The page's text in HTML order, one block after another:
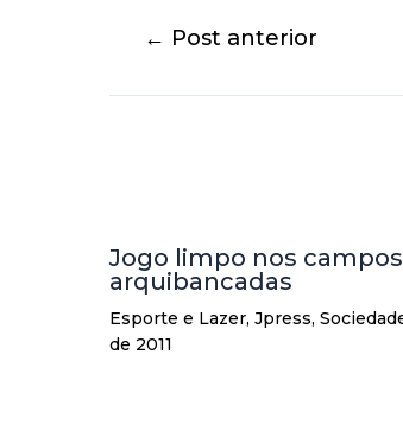
← Post anterior
Jogo limpo nos
arquibancadas
Esporte e Lazer, Jpress,
de 2011